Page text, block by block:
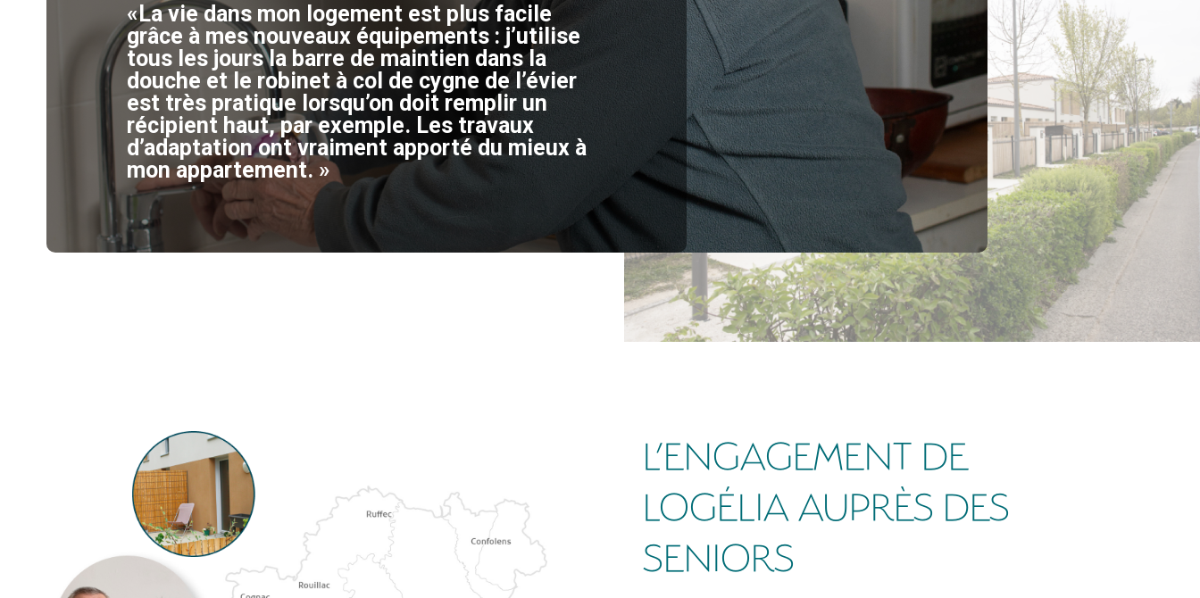
«La vie dans mon logement est plus facile
grâce à mes nouveaux équipements : j’utilise
tous les jours la barre de maintien dans la
douche et le robinet à col de cygne de l’évier
est très pratique lorsqu’on doit remplir un
récipient haut, par exemple. Les travaux
d’adaptation ont vraiment apporté du mieux à
mon appartement. »
L’ENGAGEMENT DE
LOGÉLIA AUPRÈS DES
SENIORS